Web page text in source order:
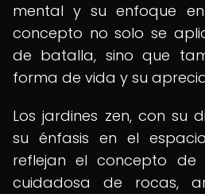
mental y su enfoque
concepto no solo se
de batalla, sino que
forma de vida y su
Los jardines zen, con su
su énfasis en el
reflejan el concepto de
cuidadosa de rocas,